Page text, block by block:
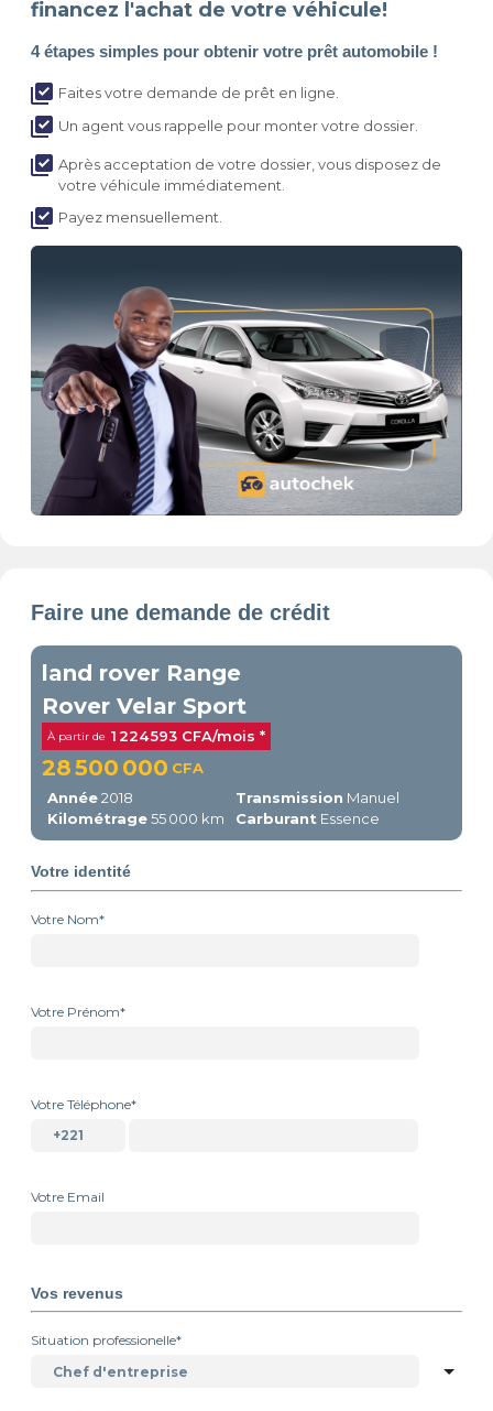
financez l'achat de votre véhicule!
4 étapes simples pour obtenir votre prêt automobile !
Faites votre demande de prêt en ligne.
Un agent vous rappelle pour monter votre dossier.
Après acceptation de votre dossier, vous disposez de
votre véhicule immédiatement.
Payez mensuellement.
Faire une demande de crédit
land rover Range
Rover Velar Sport
À partir de 1 224 593 CFA/mois *
28 500 000 CFA
Année2018
Kilométrage55 000 km
Transmission Manuel
Carburant Essence
Votre identité
Votre Nom*
Votre Prénom*
Votre Téléphone*
Votre Email
Vos revenus
Situation professionelle*